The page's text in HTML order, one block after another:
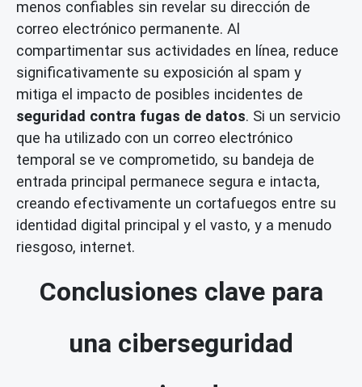
menos confiables sin revelar su dirección de
correo electrónico permanente. Al
compartimentar sus actividades en línea, reduce
significativamente su exposición al spam y
mitiga el impacto de posibles incidentes de
seguridad contra fugas de datos. Si un servicio
que ha utilizado con un correo electrónico
temporal se ve comprometido, su bandeja de
entrada principal permanece segura e intacta,
creando efectivamente un cortafuegos entre su
identidad digital principal y el vasto, y a menudo
riesgoso, internet.
Conclusiones clave para
una ciberseguridad